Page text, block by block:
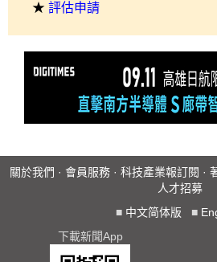
★ 評估申請
關於我們 · 會員服務 · 科技產業報訂閱 ·
人才招募
■ 中文简体版 ■
下載新聞App